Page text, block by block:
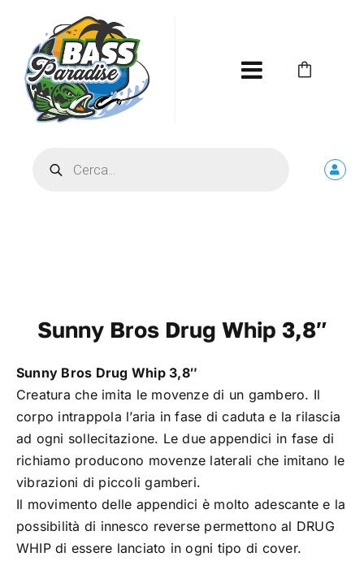
contenuto
Toggle
RIVER
SALTWATER
BRAND
search
Sunny Bros Drug Whip 3,8″
Sunny Bros Drug Whip 3,8″
Creatura che imita le movenze di un gambero. Il
corpo intrappola l’aria in fase di caduta e la rilascia
ad ogni sollecitazione. Le due appendici in fase di
richiamo producono movenze laterali che imitano le
vibrazioni di piccoli gamberi.
Il movimento delle appendici è molto adescante e la
possibilità di innesco reverse permettono al DRUG
WHIP di essere lanciato in ogni tipo di cover.